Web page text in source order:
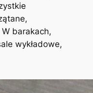
barakach,
wykładowe,